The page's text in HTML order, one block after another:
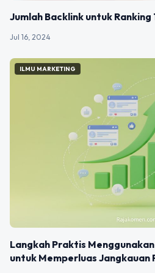
Jumlah Backlink untuk Ranking
Jul 16, 2024
ILMU MARKETING
Langkah Praktis
untuk Memperluas Jangkauan